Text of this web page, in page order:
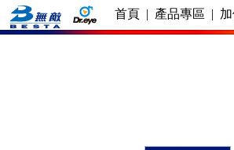
首頁 | 產品專區 |